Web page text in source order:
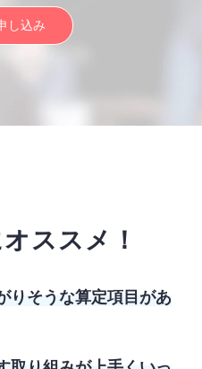
し込み
ススメ！
りそうな算定項目があ